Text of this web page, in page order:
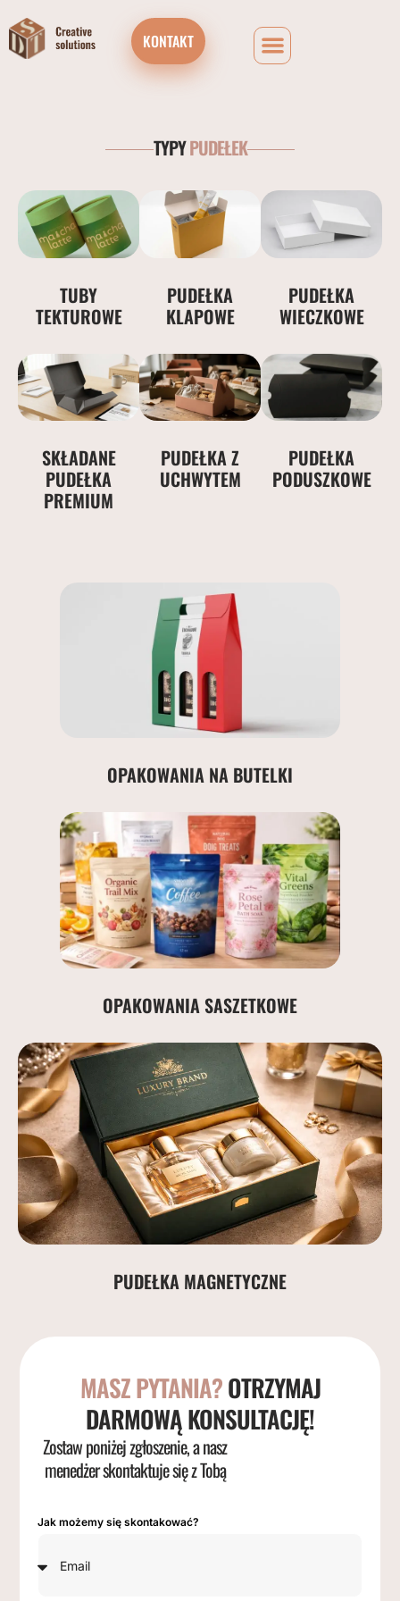
KONTAKT
TYPYPUDEŁEK
TUBY
TEKTUROWE
PUDEŁKA
KLAPOWE
PUDEŁKA
WIECZKOWE
SKŁADANE
PUDEŁKA
PREMIUM
PUDEŁKA Z
UCHWYTEM
PUDEŁKA
PODUSZKOWE
OPAKOWANIA NA BUTELKI
OPAKOWANIA SASZETKOWE
PUDEŁKA MAGNETYCZNE
MASZ PYTANIA?OTRZYMAJ
DARMOWĄ KONSULTACJĘ!
Zostaw poniżej zgłoszenie, a nasz
menedżer skontaktuje się z Tobą
Jak możemy się skontakować?